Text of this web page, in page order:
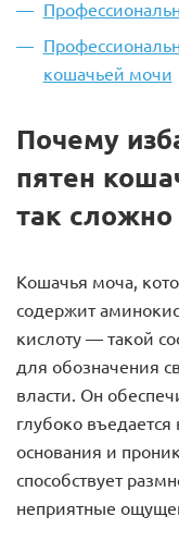
кошачьей мочи
Почему
пятен
так сложно
Кошачья моча,
содержит
кислоту — такой
для обозначения
власти. Он
глубоко
основания и
способствует
неприятные